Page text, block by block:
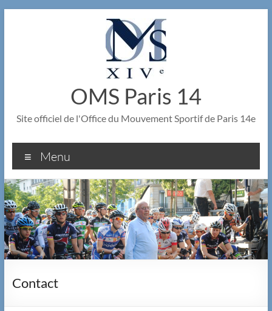
OMS Paris 14
Site officiel de l'Office du Mouvement Sportif de Paris 14e
Menu
Contact